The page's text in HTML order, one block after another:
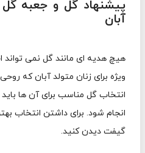
پیشنهاد گل و جعبه
آبان
هیچ هدیه ای مانند گل نمی تواند
ویژه برای زنان متولد آبان که
انتخاب گل مناسب برای آن ها
انجام شود. برای داشتن انتخاب
گیفت دیدن کنید.